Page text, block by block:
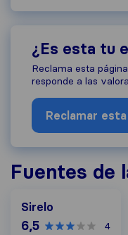
¿Es esta tu
Reclama esta
responde a las
Reclamar
Fuentes de
Sirelo
6,5 4